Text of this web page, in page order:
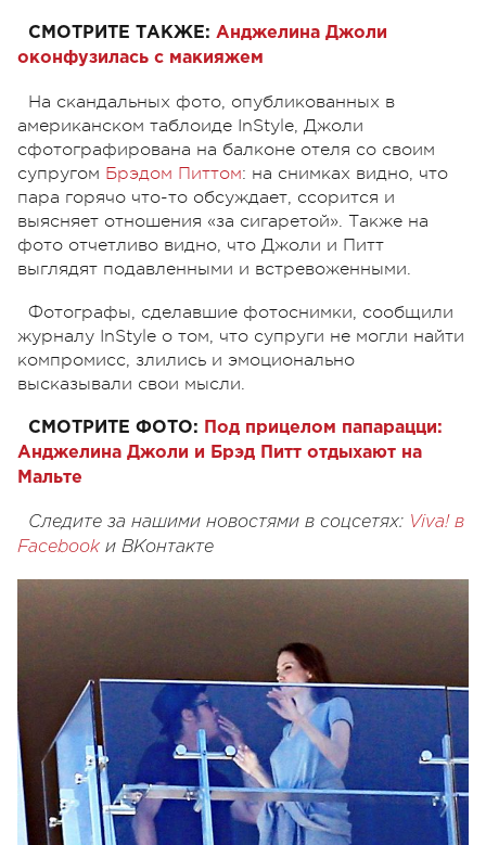
СМОТРИТЕ ТАКЖЕ: Анджелина Джоли
оконфузилась с макияжем
На скандальных фото, опубликованных в
американском таблоиде InStyle, Джоли
сфотографирована на балконе отеля со своим
супругом Брэдом Питтом: на снимках видно, что
пара горячо что-то обсуждает, ссорится и
выясняет отношения «за сигаретой». Также на
фото отчетливо видно, что Джоли и Питт
выглядят подавленными и встревоженными.
Фотографы, сделавшие фотоснимки, сообщили
журналу InStyle о том, что супруги не могли найти
компромисс, злились и эмоционально
высказывали свои мысли.
СМОТРИТЕ ФОТО:
Под прицелом папарацци:
Анджелина Джоли и Брэд Питт отдыхают на
Мальте
Следите за нашими новостями в соцсетях: Viva! в
Facebook и ВКонтакте